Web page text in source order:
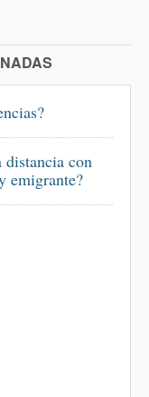
distancia con
emigrante?